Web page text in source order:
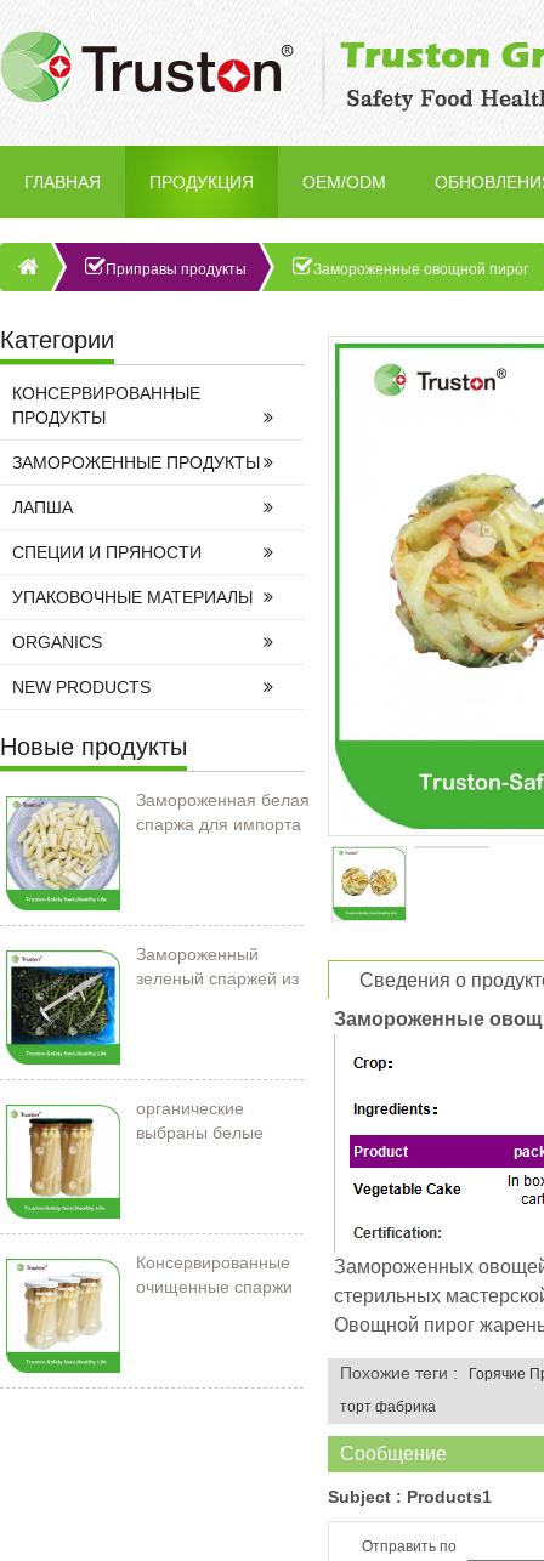
ГЛАВНАЯ ПРОДУКЦИЯ OEM/ODM
Приправы продукты Замороженные овощной пирог
Категории
КОНСЕРВИРОВАННЫЕ
ПРОДУКТЫ
ЗАМОРОЖЕННЫЕ ПРОДУКТЫ
ЛАПША
СПЕЦИИ И ПРЯНОСТИ
УПАКОВОЧНЫЕ МАТЕРИАЛЫ
ORGANICS
NEW PRODUCTS
Новые продукты
Замороженная белая
спаржа для импорта
Замороженный
зеленый спаржей из
органические
выбраны белые
Консервированные
очищенные спаржи
Сведения о
Замороженные
Замороженных овощей
стерильных
Овощной пирог
Похожие теги :
Горячие
торт фабрика
Сообщение
Subject : Products1
Отправить по